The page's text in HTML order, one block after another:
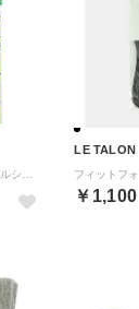
LE TALON
￥1,100